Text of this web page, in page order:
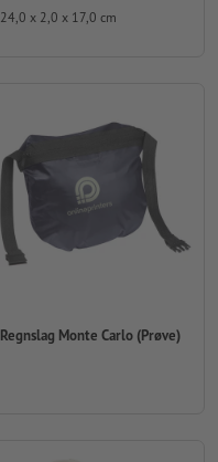
24,0 x 2,0 x 17,0 cm
Regnslag Monte Carlo (Prøve)